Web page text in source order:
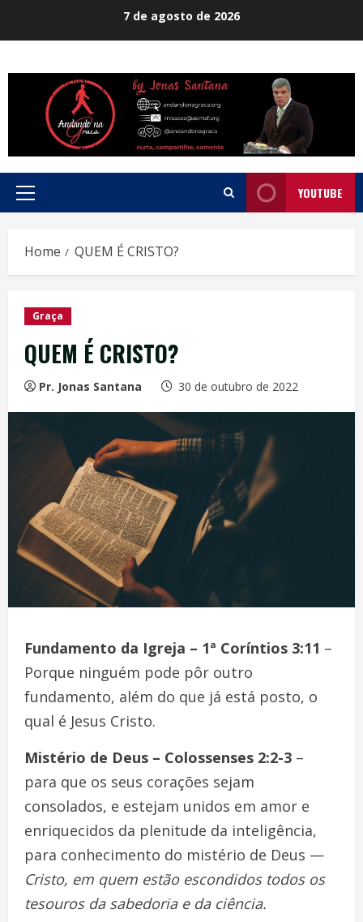
7 de agosto de 2026
Primary
YOUTUBE
Home QUEM É CRISTO?
Graça
QUEM É CRISTO?
Pr. Jonas Santana 30 de outubro de 2022
Fundamento da Igreja – 1ª Coríntios 3:11 –
Porque ninguém pode pôr outro
fundamento, além do que já está posto, o
qual é Jesus Cristo.
Mistério de Deus – Colossenses 2:2-3 –
para que os seus corações sejam
consolados, e estejam unidos em amor e
enriquecidos da plenitude da inteligência,
para conhecimento do mistério de Deus —
Cristo, em quem estão escondidos todos os
tesouros da sabedoria e da ciência.